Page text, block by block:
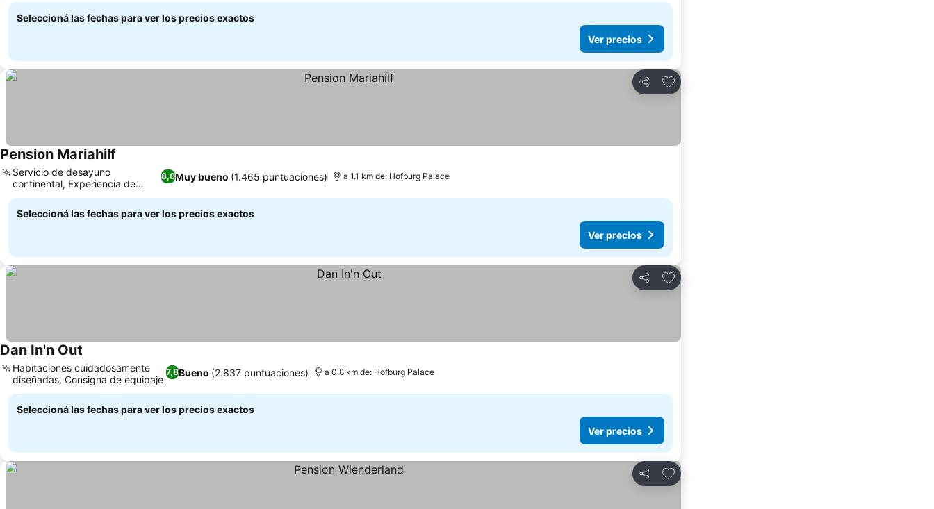
Seleccioná las fechas para ver los precios exactos
Ver precios
Compartir
Añadir a favoritos
Pension Mariahilf
8,0Muy bueno (1.465 puntuaciones)
Servicio de desayuno
continental, Experiencia de
pensión familiar
a 1.1 km de: Hofburg Palace
Seleccioná las fechas para ver los precios exactos
Ver precios
Compartir
Añadir a favoritos
Dan In'n Out
7,8Bueno (2.837 puntuaciones)
Habitaciones cuidadosamente
diseñadas, Consigna de equipaje
a 0.8 km de: Hofburg Palace
Seleccioná las fechas para ver los precios exactos
Ver precios
Compartir
Añadir a favoritos